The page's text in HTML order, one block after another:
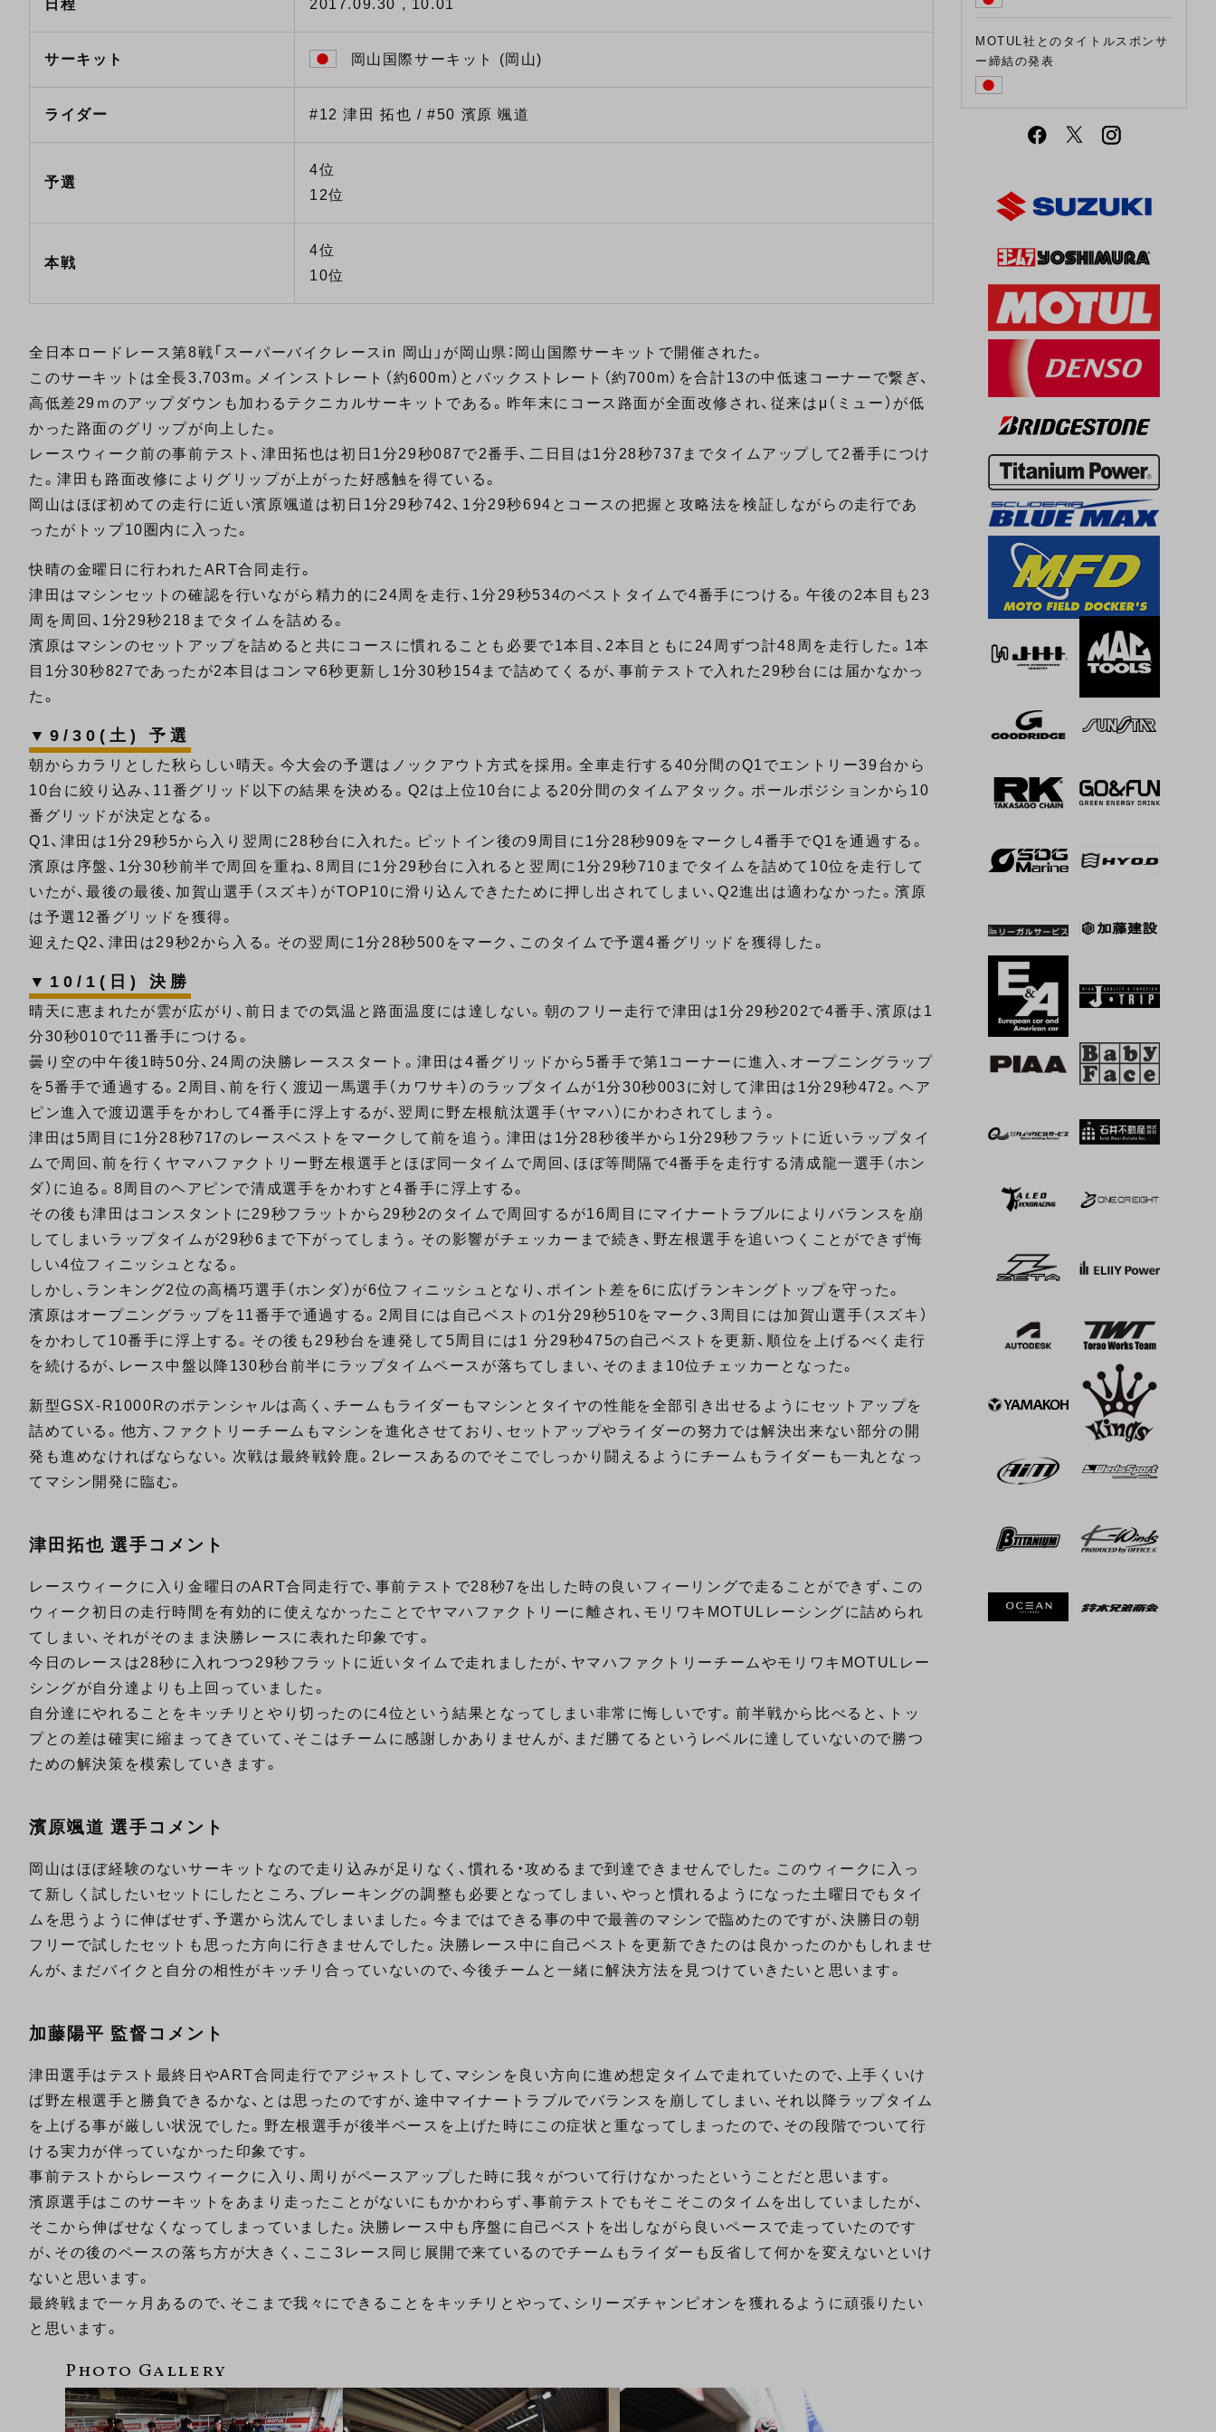
日程 2017.09.30 , 10.01
サーキット 岡山国際サーキット (岡山)
ライダー #12 津田 拓也 / #50 濱原 颯道
予選
4位
12位
本戦
4位
10位
全日本ロードレース第8戦「スーパーバイクレースin 岡山」が岡山県：岡山国際サーキットで開催された。
このサーキットは全長3,703m。メインストレート（約600m）とバックストレート（約700m）を合計13の中低速コーナーで繋ぎ、
高低差29ｍのアップダウンも加わるテクニカルサーキットである。昨年末にコース路面が全面改修され、従来はμ（ミュー）が低
かった路面のグリップが向上した。
レースウィーク前の事前テスト、津田拓也は初日1分29秒087で2番手、二日目は1分28秒737までタイムアップして2番手につけ
た。津田も路面改修によりグリップが上がった好感触を得ている。
岡山はほぼ初めての走行に近い濱原颯道は初日1分29秒742、1分29秒694とコースの把握と攻略法を検証しながらの走行であ
ったがトップ10圏内に入った。
快晴の金曜日に行われたART合同走行。
津田はマシンセットの確認を行いながら精力的に24周を走行、1分29秒534のベストタイムで4番手につける。午後の2本目も23
周を周回、1分29秒218までタイムを詰める。
濱原はマシンのセットアップを詰めると共にコースに慣れることも必要で1本目、2本目ともに24周ずつ計48周を走行した。1本
目1分30秒827であったが2本目はコンマ6秒更新し1分30秒154まで詰めてくるが、事前テストで入れた29秒台には届かなかっ
た。
▼9/30(土) 予選
朝からカラリとした秋らしい晴天。今大会の予選はノックアウト方式を採用。全車走行する40分間のQ1でエントリー39台から
10台に絞り込み、11番グリッド以下の結果を決める。Q2は上位10台による20分間のタイムアタック。ポールポジションから10
番グリッドが決定となる。
Q1、津田は1分29秒5から入り翌周に28秒台に入れた。ピットイン後の9周目に1分28秒909をマークし4番手でQ1を通過する。
濱原は序盤、1分30秒前半で周回を重ね、8周目に1分29秒台に入れると翌周に1分29秒710までタイムを詰めて10位を走行して
いたが、最後の最後、加賀山選手（スズキ）がTOP10に滑り込んできたために押し出されてしまい、Q2進出は適わなかった。濱原
は予選12番グリッドを獲得。
迎えたQ2、津田は29秒2から入る。その翌周に1分28秒500をマーク、このタイムで予選4番グリッドを獲得した。
▼10/1(日) 決勝
晴天に恵まれたが雲が広がり、前日までの気温と路面温度には達しない。朝のフリー走行で津田は1分29秒202で4番手、濱原は1
分30秒010で11番手につける。
曇り空の中午後1時50分、24周の決勝レーススタート。津田は4番グリッドから5番手で第1コーナーに進入、オープニングラップ
を5番手で通過する。2周目、前を行く渡辺一馬選手（カワサキ）のラップタイムが1分30秒003に対して津田は1分29秒472。ヘア
ピン進入で渡辺選手をかわして4番手に浮上するが、翌周に野左根航汰選手（ヤマハ）にかわされてしまう。
津田は5周目に1分28秒717のレースベストをマークして前を追う。津田は1分28秒後半から1分29秒フラットに近いラップタイ
ムで周回、前を行くヤマハファクトリー野左根選手とほぼ同一タイムで周回、ほぼ等間隔で4番手を走行する清成龍一選手（ホン
ダ）に迫る。8周目のヘアピンで清成選手をかわすと4番手に浮上する。
その後も津田はコンスタントに29秒フラットから29秒2のタイムで周回するが16周目にマイナートラブルによりバランスを崩
してしまいラップタイムが29秒6まで下がってしまう。その影響がチェッカーまで続き、野左根選手を追いつくことができず悔
しい4位フィニッシュとなる。
しかし、ランキング2位の高橋巧選手（ホンダ）が6位フィニッシュとなり、ポイント差を6に広げランキングトップを守った。
濱原はオープニングラップを11番手で通過する。2周目には自己ベストの1分29秒510をマーク、3周目には加賀山選手（スズキ）
をかわして10番手に浮上する。その後も29秒台を連発して5周目には1 分29秒475の自己ベストを更新、順位を上げるべく走行
を続けるが、レース中盤以降130秒台前半にラップタイムペースが落ちてしまい、そのまま10位チェッカーとなった。
新型GSX-R1000Rのポテンシャルは高く、チームもライダーもマシンとタイヤの性能を全部引き出せるようにセットアップを
詰めている。他方、ファクトリーチームもマシンを進化させており、セットアップやライダーの努力では解決出来ない部分の開
発も進めなければならない。次戦は最終戦鈴鹿。2レースあるのでそこでしっかり闘えるようにチームもライダーも一丸となっ
てマシン開発に臨む。
津田拓也 選手コメント
レースウィークに入り金曜日のART合同走行で、事前テストで28秒7を出した時の良いフィーリングで走ることができず、この
ウィーク初日の走行時間を有効的に使えなかったことでヤマハファクトリーに離され、モリワキMOTULレーシングに詰められ
てしまい、それがそのまま決勝レースに表れた印象です。
今日のレースは28秒に入れつつ29秒フラットに近いタイムで走れましたが、ヤマハファクトリーチームやモリワキMOTULレー
シングが自分達よりも上回っていました。
自分達にやれることをキッチリとやり切ったのに4位という結果となってしまい非常に悔しいです。前半戦から比べると、トッ
プとの差は確実に縮まってきていて、そこはチームに感謝しかありませんが、まだ勝てるというレベルに達していないので勝つ
ための解決策を模索していきます。
濱原颯道 選手コメント
岡山はほぼ経験のないサーキットなので走り込みが足りなく、慣れる・攻めるまで到達できませんでした。このウィークに入っ
て新しく試したいセットにしたところ、ブレーキングの調整も必要となってしまい、やっと慣れるようになった土曜日でもタイ
ムを思うように伸ばせず、予選から沈んでしまいました。今まではできる事の中で最善のマシンで臨めたのですが、決勝日の朝
フリーで試したセットも思った方向に行きませんでした。決勝レース中に自己ベストを更新できたのは良かったのかもしれませ
んが、まだバイクと自分の相性がキッチリ合っていないので、今後チームと一緒に解決方法を見つけていきたいと思います。
加藤陽平 監督コメント
津田選手はテスト最終日やART合同走行でアジャストして、マシンを良い方向に進め想定タイムで走れていたので、上手くいけ
ば野左根選手と勝負できるかな、とは思ったのですが、途中マイナートラブルでバランスを崩してしまい、それ以降ラップタイム
を上げる事が厳しい状況でした。野左根選手が後半ペースを上げた時にこの症状と重なってしまったので、その段階でついて行
ける実力が伴っていなかった印象です。
事前テストからレースウィークに入り、周りがペースアップした時に我々がついて行けなかったということだと思います。
濱原選手はこのサーキットをあまり走ったことがないにもかかわらず、事前テストでもそこそこのタイムを出していましたが、
そこから伸ばせなくなってしまっていました。決勝レース中も序盤に自己ベストを出しながら良いペースで走っていたのです
が、その後のペースの落ち方が大きく、ここ3レース同じ展開で来ているのでチームもライダーも反省して何かを変えないといけ
ないと思います。
最終戦まで一ヶ月あるので、そこまで我々にできることをキッチリとやって、シリーズチャンピオンを獲れるように頑張りたい
と思います。
MOTUL社とのタイトルスポンサ
ー締結の発表